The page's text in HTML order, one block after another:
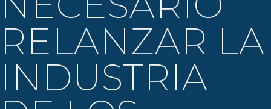
RELANZAR LA
INDUSTRIA